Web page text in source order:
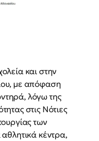
και στην
με απόφαση
λόγω της
στις Νότιες
των
κέντρα,